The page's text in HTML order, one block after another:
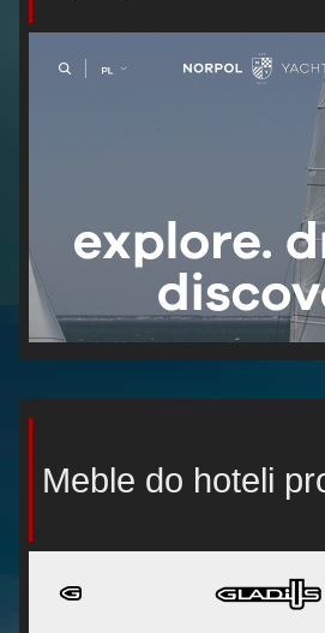
Meble do hoteli